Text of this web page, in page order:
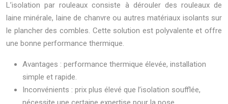
L’isolation par rouleaux consiste à dérouler des rouleaux de
laine minérale, laine de chanvre ou autres matériaux isolants sur
le plancher des combles. Cette solution est polyvalente et offre
une bonne performance thermique.
Avantages : performance thermique élevée, installation
simple et rapide.
Inconvénients : prix plus élevé que l’isolation soufflée,